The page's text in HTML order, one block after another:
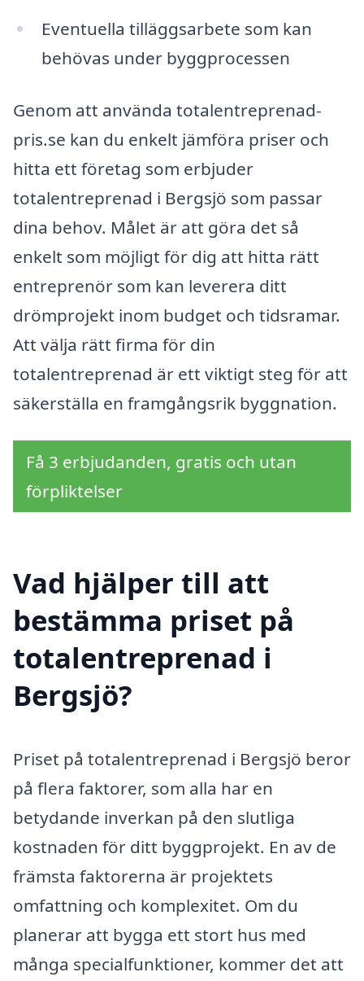
Eventuella tilläggsarbete som kan
behövas under byggprocessen
Genom att använda totalentreprenad-
pris.se kan du enkelt jämföra priser och
hitta ett företag som erbjuder
totalentreprenad i Bergsjö som passar
dina behov. Målet är att göra det så
enkelt som möjligt för dig att hitta rätt
entreprenör som kan leverera ditt
drömprojekt inom budget och tidsramar.
Att välja rätt firma för din
totalentreprenad är ett viktigt steg för att
säkerställa en framgångsrik byggnation.
Få 3 erbjudanden, gratis och utan
förpliktelser
Vad hjälper till att
bestämma priset på
totalentreprenad i
Bergsjö?
Priset på totalentreprenad i Bergsjö beror
på flera faktorer, som alla har en
betydande inverkan på den slutliga
kostnaden för ditt byggprojekt. En av de
främsta faktorerna är projektets
omfattning och komplexitet. Om du
planerar att bygga ett stort hus med
många specialfunktioner, kommer det att